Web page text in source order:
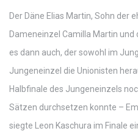
Der Däne Elias Martin, Sohn der
Dameneinzel Camilla Martin
es dann auch, der sowohl im
Jungeneinzel die Unionisten
Halbfinale des Jungeneinzels
Sätzen durchsetzen konnte –
siegte Leon Kaschura im Finale